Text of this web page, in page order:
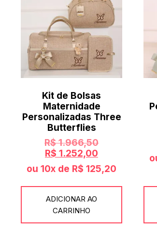
Kit de Bolsas
Maternidade
Personalizadas Three
Butterflies
R$1.966,50
R$ 1.252,00
ou 10x de R$ 125,20
ADICIONAR AO
CARRINHO